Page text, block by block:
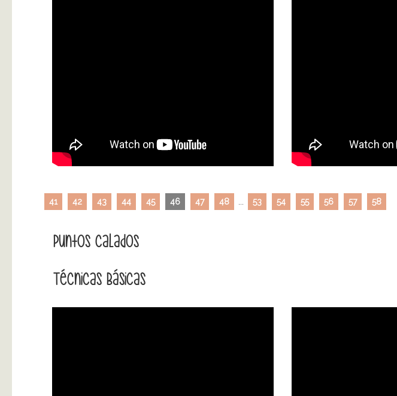
41 42 43 44 45 46 47 48 53 54 55 56 57 58
Puntos Calados
Técnicas Básicas